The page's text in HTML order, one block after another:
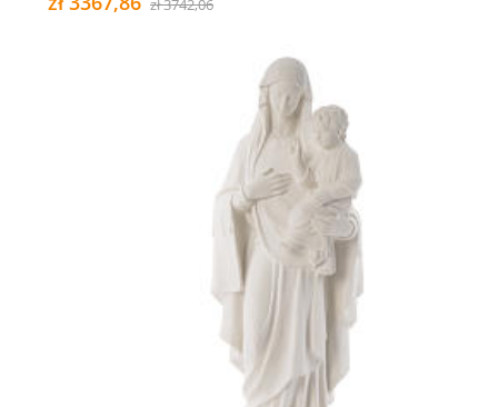
zł 3742,06